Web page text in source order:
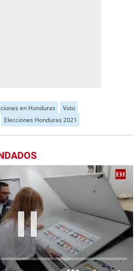
en Honduras
Voto
Elecciones Honduras 2021